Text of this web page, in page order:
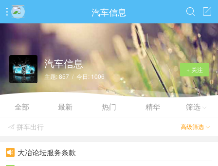
 汽车信息 

+ 关注
汽车信息
主题: 857 / 今日: 1006
全部 最新 热门 精华 筛选 
高级筛选 
 拼车出行
 大冶论坛服务条款